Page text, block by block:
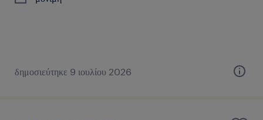
δημοσιεύτηκε 9 ιουλίου 2026